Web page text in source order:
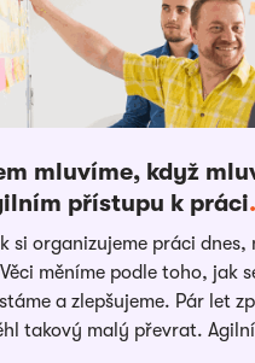
mluvíme, když
přístupu k práci.
si organizujeme práci dnes,
měníme podle toho, jak
a zlepšujeme. Pár let
takový malý převrat.